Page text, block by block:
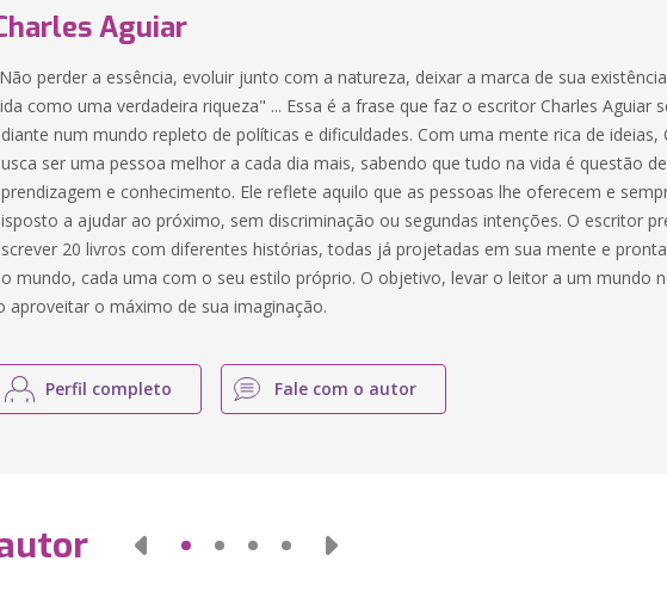
Aguiar
perder a essência, evoluir junto com a natureza, deixar a marca de sua
como uma verdadeira riqueza" ... Essa é a frase que faz o escritor Charles Aguiar
num mundo repleto de políticas e dificuldades. Com uma mente rica de ideias,
ser uma pessoa melhor a cada dia mais, sabendo que tudo na vida é questão de
e conhecimento. Ele reflete aquilo que as pessoas lhe oferecem e
a ajudar ao próximo, sem discriminação ou segundas intenções. O escritor
20 livros com diferentes histórias, todas já projetadas em sua mente e
mundo, cada uma com o seu estilo próprio. O objetivo, levar o leitor a um mundo
aproveitar o máximo de sua imaginação.
Perfil completo Fale com o autor